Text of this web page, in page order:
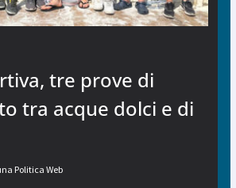
tre prove di
tra acque dolci e di
Politica Web